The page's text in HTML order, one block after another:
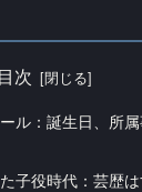
目次
ル：誕生日、所
子役時代：芸歴